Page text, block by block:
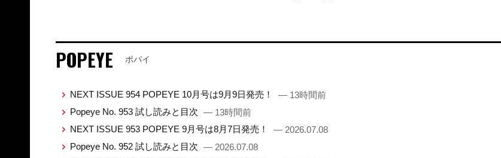
POPEYE ポパイ
NEXT ISSUE 954 POPEYE 10月号は9月9日発売！
— 13時間前
Popeye No. 953 試し読みと目次 — 13時間前
NEXT ISSUE 953 POPEYE 9月号は8月7日発売！
— 2026.07.08
Popeye No. 952 試し読みと目次 — 2026.07.08